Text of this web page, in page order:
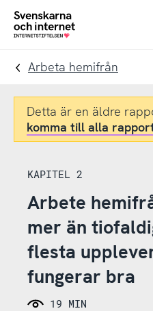
Till
navigation
Till
innehåll
To
Arbeta hemifrån
Detta är en äldre
komma till alla
KAPITEL 2
Arbete
mer än
flesta
fungerar bra
19 MIN